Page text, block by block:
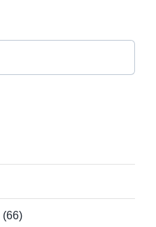
(66)